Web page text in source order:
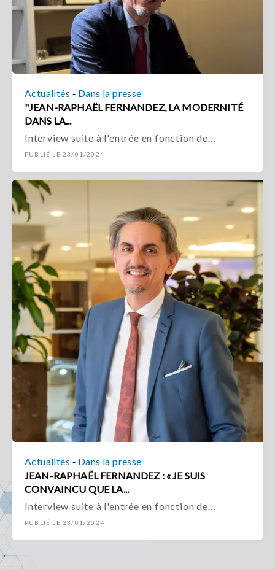
Actualités - Dans la presse
"JEAN-RAPHAËL FERNANDEZ, LA MODERNITÉ
DANS LA...
Interview suite à l'entrée en fonction de…
PUBLIÉ LE 23/01/2024
Actualités - Dans la presse
JEAN-RAPHAËL FERNANDEZ : « JE SUIS
CONVAINCU QUE LA...
Interview suite à l'entrée en fonction de…
PUBLIÉ LE 23/01/2024